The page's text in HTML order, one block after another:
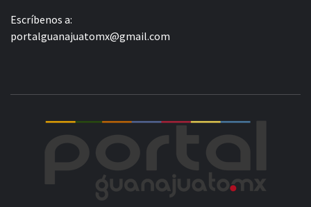
Escríbenos a:
portalguanajuatomx@gmail.com